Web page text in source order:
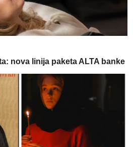
nova linija paketa ALTA banke